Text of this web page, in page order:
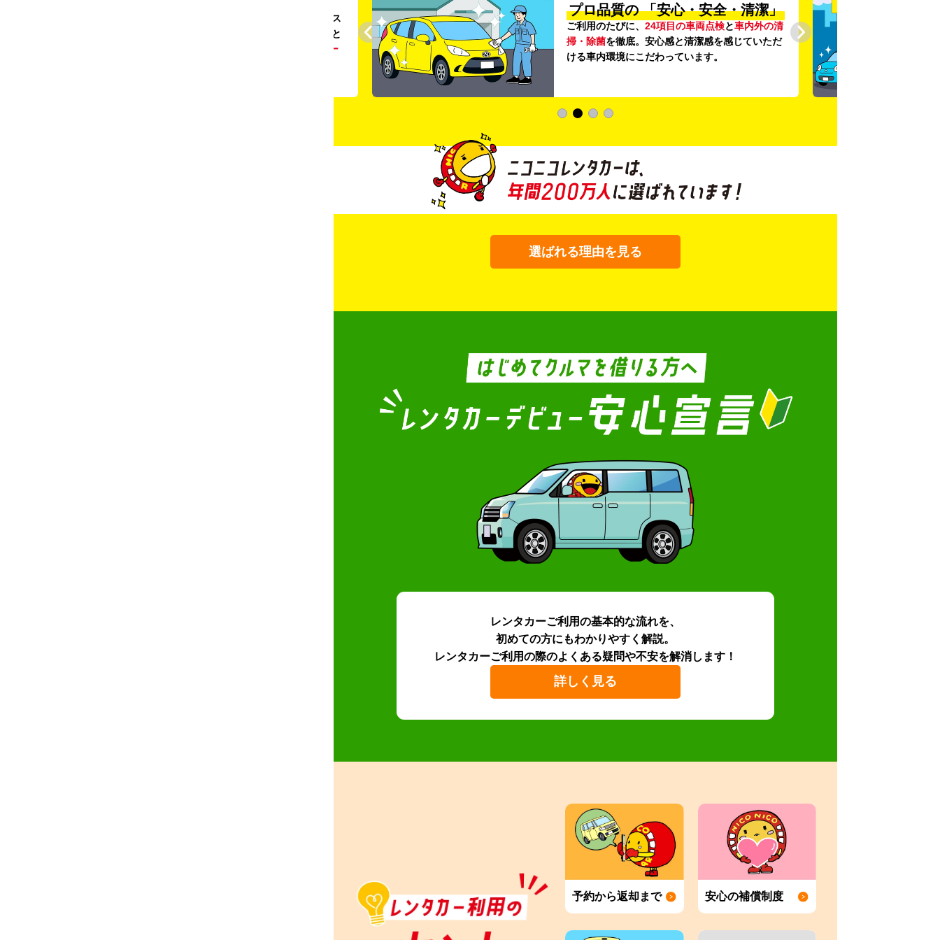
。ガソリンス
タンドや整備工場の既存インフラを活用すること
リー
プロ品質の 「安心・安全・清潔」
ご利用のたびに、 24項目の車両点検と車内外の清
掃・除菌を徹底。安心感と清潔感を感じていただ
ける車内環境にこだわっています。
選ばれる理由を見る
レンタカーご利用の基本的な流れを、
初めての方にもわかりやすく解説。
レンタカーご利用の際のよくある疑問や不安を解消します！
詳しく見る
予約から返却まで 安心の補償制度